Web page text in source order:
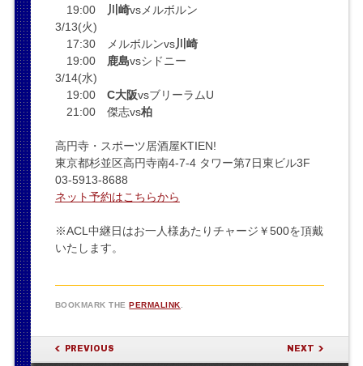
19:00
川崎vsメルボルン
3/13(火)
17:30 メルボルンvs川崎
19:00
鹿島vsシドニー
3/14(水)
19:00 C大阪vsブリーラムU
21:00 傑志vs柏
高円寺・スポーツ居酒屋KTIEN!
東京都杉並区高円寺南4-7-4 タワー第7日東ビル3F
03-5913-8688
ネット予約はこちらから
※ACL中継日はお一人様あたりチャージ￥500を頂戴
いたします。
BOOKMARK THEPERMALINK
POST NAVIGATION
PREVIOUS NEXT